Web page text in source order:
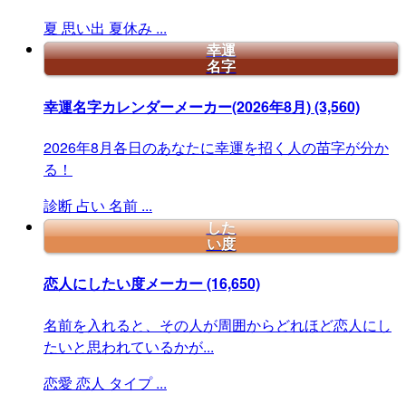
夏 思い出 夏休み ...
幸運
名字
幸運名字カレンダーメーカー(2026年8月)(3,560)
2026年8月各日のあなたに幸運を招く人の苗字が分か
る！
診断 占い 名前 ...
した
い度
恋人にしたい度メーカー(16,650)
名前を入れると、その人が周囲からどれほど恋人にし
たいと思われているかが...
恋愛 恋人 タイプ ...